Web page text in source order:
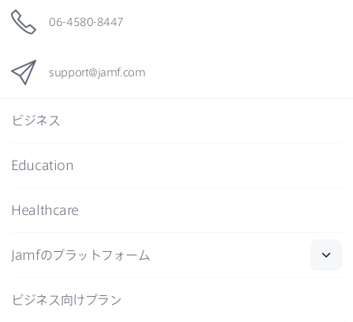
06-4580-8447
support@jamf. com
ビジネス
Education
Healthcare
Jamfの​プラットフォーム
ビジネス向けプラン